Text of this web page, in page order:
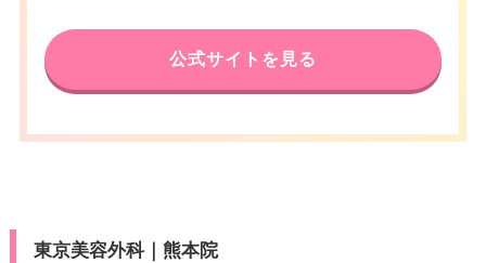
公式サイトを見る
東京美容外科｜熊本院